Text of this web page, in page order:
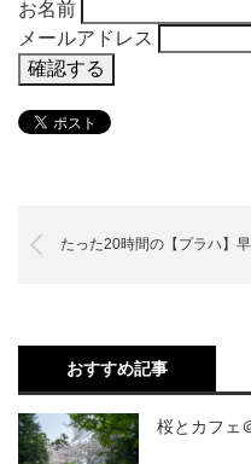
お名前
メールアドレス
たった20時間の【プラハ】
おすすめ記事
桜とカフェ